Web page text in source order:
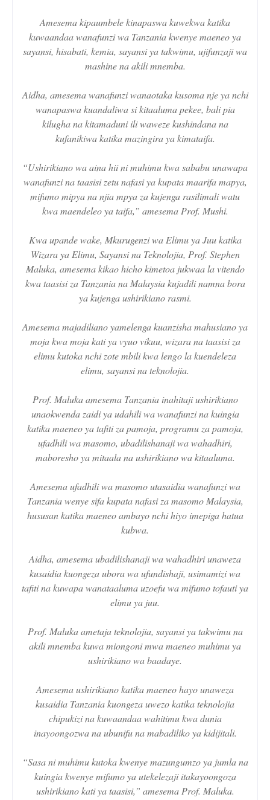
Amesema kipaumbele kinapaswa kuwekwa katika
kuwaandaa wanafunzi wa Tanzania kwenye maeneo ya
sayansi, hisabati, kemia, sayansi ya takwimu, ujifunzaji wa
mashine na akili mnemba.
Aidha, amesema wanafunzi wanaotaka kusoma nje ya nchi
wanapaswa kuandaliwa si kitaaluma pekee, bali pia
kilugha na kitamaduni ili waweze kushindana na
kufanikiwa katika mazingira ya kimataifa.
“Ushirikiano wa aina hii ni muhimu kwa sababu unawapa
wanafunzi na taasisi zetu nafasi ya kupata maarifa mapya,
mifumo mipya na njia mpya za kujenga rasilimali watu
kwa maendeleo ya taifa,” amesema Prof. Mushi.
Kwa upande wake, Mkurugenzi wa Elimu ya Juu katika
Wizara ya Elimu, Sayansi na Teknolojia, Prof. Stephen
Maluka, amesema kikao hicho kimetoa jukwaa la vitendo
kwa taasisi za Tanzania na Malaysia kujadili namna bora
ya kujenga ushirikiano rasmi.
Amesema majadiliano yamelenga kuanzisha mahusiano ya
moja kwa moja kati ya vyuo vikuu, wizara na taasisi za
elimu kutoka nchi zote mbili kwa lengo la kuendeleza
elimu, sayansi na teknolojia.
Prof. Maluka amesema Tanzania inahitaji ushirikiano
unaokwenda zaidi ya udahili wa wanafunzi na kuingia
katika maeneo ya tafiti za pamoja, programu za pamoja,
ufadhili wa masomo, ubadilishanaji wa wahadhiri,
maboresho ya mitaala na ushirikiano wa kitaaluma.
Amesema ufadhili wa masomo utasaidia wanafunzi wa
Tanzania wenye sifa kupata nafasi za masomo Malaysia,
hususan katika maeneo ambayo nchi hiyo imepiga hatua
kubwa.
Aidha, amesema ubadilishanaji wa wahadhiri unaweza
kusaidia kuongeza ubora wa ufundishaji, usimamizi wa
tafiti na kuwapa wanataaluma uzoefu wa mifumo tofauti ya
elimu ya juu.
Prof. Maluka ametaja teknolojia, sayansi ya takwimu na
akili mnemba kuwa miongoni mwa maeneo muhimu ya
ushirikiano wa baadaye.
Amesema ushirikiano katika maeneo hayo unaweza
kusaidia Tanzania kuongeza uwezo katika teknolojia
chipukizi na kuwaandaa wahitimu kwa dunia
inayoongozwa na ubunifu na mabadiliko ya kidijitali.
“Sasa ni muhimu kutoka kwenye mazungumzo ya jumla na
kuingia kwenye mifumo ya utekelezaji itakayoongoza
ushirikiano kati ya taasisi,” amesema Prof. Maluka.